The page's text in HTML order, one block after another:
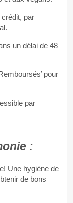
par
un délai de 48
pour
par
:
Une hygiène de
de bons